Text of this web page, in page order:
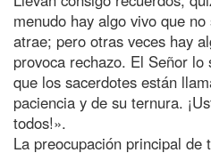
menudo hay algo vivo que
atrae; pero otras veces hay
provoca rechazo. El Señor
que los sacerdotes están
paciencia y de su ternura.
todos!».
La preocupación principal de